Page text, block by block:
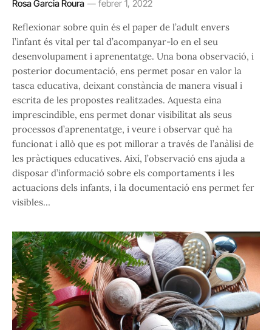
Rosa Garcia Roura febrer 1, 2022
Reflexionar sobre quin és el paper de l’adult envers
l’infant és vital per tal d’acompanyar-lo en el seu
desenvolupament i aprenentatge. Una bona observació, i
posterior documentació, ens permet posar en valor la
tasca educativa, deixant constància de manera visual i
escrita de les propostes realitzades. Aquesta eina
imprescindible, ens permet donar visibilitat als seus
processos d’aprenentatge, i veure i observar què ha
funcionat i allò que es pot millorar a través de l’anàlisi de
les pràctiques educatives. Així, l’observació ens ajuda a
disposar d’informació sobre els comportaments i les
actuacions dels infants, i la documentació ens permet fer
visibles…